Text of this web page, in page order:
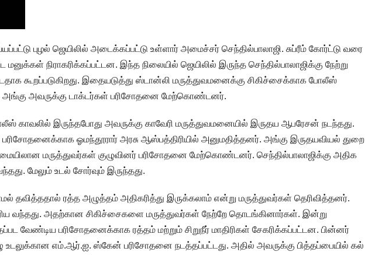
புழல் ஜெயிலில் அடைக்கப்பட்டு உள்ளார் அமைச்சர் செந்தில்பாலாஜி. சுப்ரீம் கோர்ட்டு வரை
நிராகரிக்கப்பட்டன. இந்த நிலையில் ஜெயிலில் இருந்த செந்தில்பாலாஜிக்கு நேற்று
கூறப்படுகிறது. இதையடுத்து ஸ்டான்லி மருத்துவமனைக்கு சிகிச்சைக்காக போலீஸ்
அங்கு அவருக்கு டாக்டர்கள் பரிசோதனை மேற்கொண்டனர்.
காவலில் இருந்தபோது அவருக்கு காவேரி மருத்துவமனையில் இருதய ஆபரேசன் நடந்தது.
ஓமந்தூரார் அரசு ஆஸ்பத்திரியில் அனுமதித்தனர். அங்கு இருதயவியல் துறை
மருத்துவர்கள் குழுவினர் பரிசோதனை மேற்கொண்டனர். செந்தில்பாலாஜிக்கு அதிக
மேலும் உடல் சோர்வும் இருந்தது.
தவித்ததால் ரத்த அழுத்தம் அதிகரித்து இருக்கலாம் என்று மருத்துவர்கள் தெரிவித்தனர்.
வந்தது. அதற்கான சிகிச்சைகளை மருத்துவர்கள் நேற்றே தொடங்கினார்கள். இன்று
வேண்டிய பரிசோதனைக்காக ரத்தம் மற்றும் சிறுநீர் மாதிரிகள் சேகரிக்கப்பட்டன. பின்னர்
உடலுக்கான எம்.ஆர்.ஐ. ஸ்கேன் பரிசோதனை நடத்தப்பட்டது. அதில் அவருக்கு பித்தப்பையில் கல்